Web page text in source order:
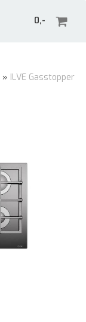
0,-
» ILVE Gasstopper